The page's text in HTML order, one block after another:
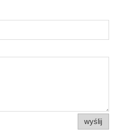
wyślij